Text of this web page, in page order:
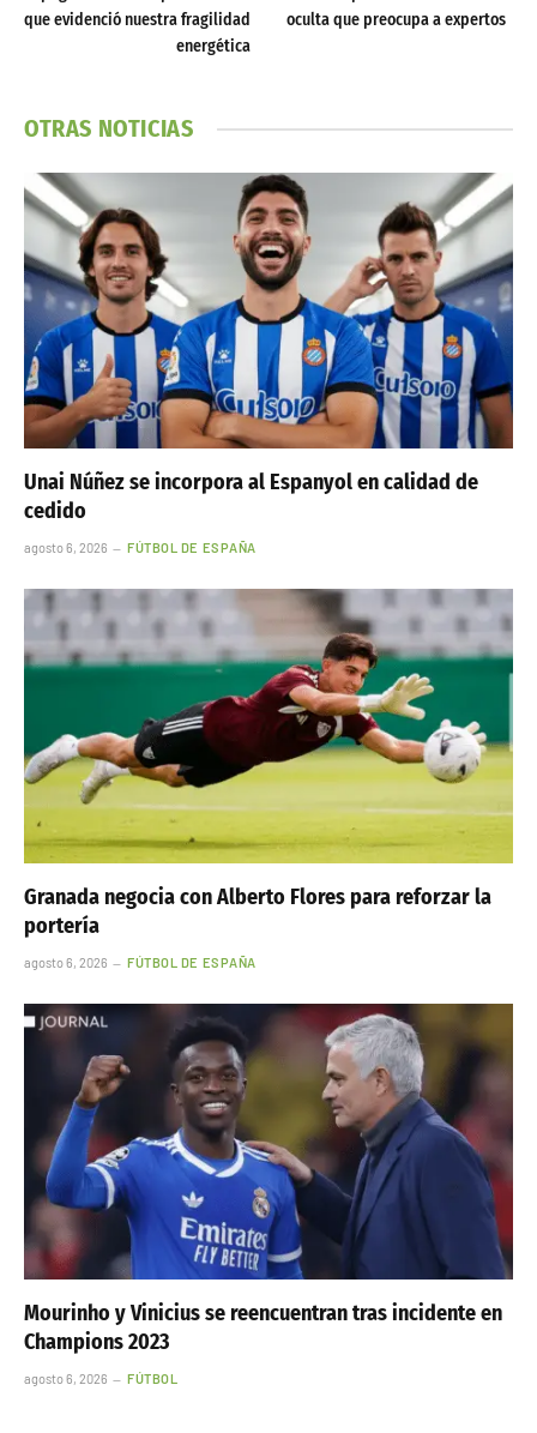
que evidenció nuestra fragilidad
energética
oculta que preocupa a expertos
OTRAS NOTICIAS
Unai Núñez se incorpora al Espanyol en calidad de
cedido
agosto 6, 2026 FÚTBOL DE ESPAÑA
Granada negocia con Alberto Flores para reforzar la
portería
agosto 6, 2026 FÚTBOL DE ESPAÑA
Mourinho y Vinicius se reencuentran tras incidente en
Champions 2023
agosto 6, 2026 FÚTBOL